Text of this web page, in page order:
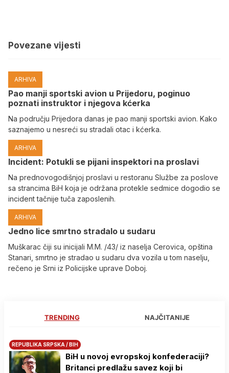
Povezane vijesti
ARHIVA
Pao manji sportski avion u Prijedoru, poginuo
poznati instruktor i njegova kćerka
Na području Prijedora danas je pao manji sportski avion. Kako
saznajemo u nesreći su stradali otac i kćerka.
ARHIVA
Incident: Potukli se pijani inspektori na proslavi
Na prednovogodišnjoj proslavi u restoranu Službe za poslove
sa strancima BiH koja je održana protekle sedmice dogodio se
incident tačnije tuča zaposlenih.
ARHIVA
Јedno lice smrtno stradalo u sudaru
Muškarac čiji su inicijali M.M. /43/ iz naselja Cerovica, opština
Stanari, smrtno je stradao u sudaru dva vozila u tom naselju,
rečeno je Srni iz Policijske uprave Doboj.
TRENDING NAJČITANIJE
REPUBLIKA SRPSKA / BIH
BiH u novoj evropskoj konfederaciji?
Britanci predlažu savez koji bi